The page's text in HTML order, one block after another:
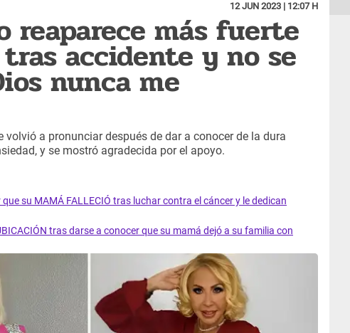
12 JUN 2023 | 12:07 H
reaparece más fuerte
accidente y no se
nunca me
volvió a pronunciar después de dar a conocer de la dura
y se mostró agradecida por el apoyo.
su MAMÁ FALLECIÓ tras luchar contra el cáncer y le dedican
tras darse a conocer que su mamá dejó a su familia con